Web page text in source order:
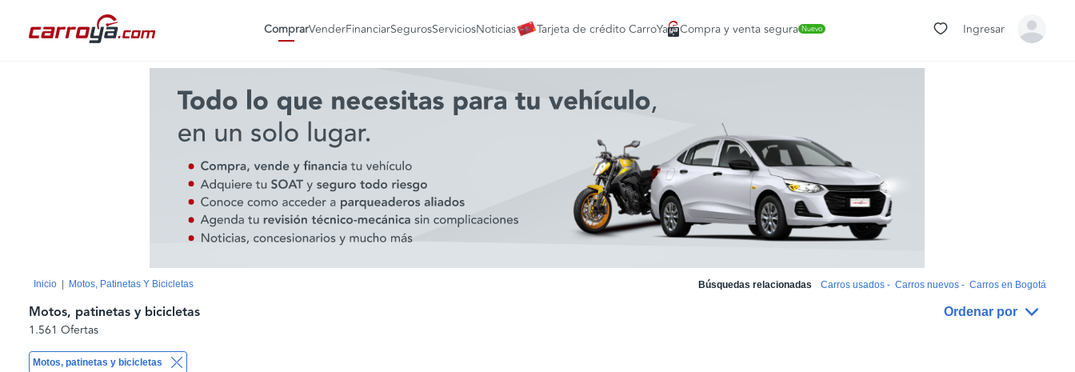
ComprarVenderFinanciarSegurosServiciosNoticias Tarjeta de crédito CarroYa Compra y venta segura Nuevo Ingresar
Inicio Motos, Patinetas Y Bicicletas Búsquedas relacionadas Carros usados - Carros nuevos - Carros en Bogotá
Motos, patinetas y bicicletas
Motos, patinetas y bicicletas Ordenar por
1.561 Ofertas